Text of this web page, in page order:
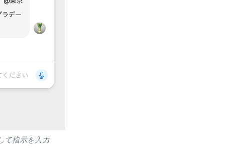
て指示を入力